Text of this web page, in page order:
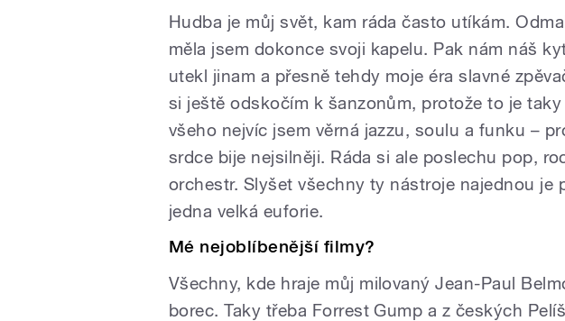
Hudba je můj svět, kam ráda často utíkám.
měla jsem dokonce svoji kapelu. Pak nám náš
utekl jinam a přesně tehdy moje éra slavné
si ještě odskočím k šanzonům, protože to je
všeho nejvíc jsem věrná jazzu, soulu a funku –
srdce bije nejsilněji. Ráda si ale poslechu pop,
orchestr. Slyšet všechny ty nástroje najednou je
jedna velká euforie.
Mé nejoblíbenější filmy?
Všechny, kde hraje můj milovaný Jean-Paul
borec. Taky třeba Forrest Gump a z českých